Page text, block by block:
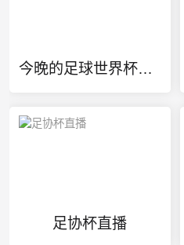
今晚的足球世界杯直播视频
足协杯直播